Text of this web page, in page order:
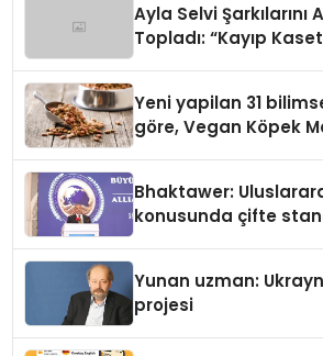
Ayla Selvi Şarkılarını
Topladı: “Kayıp
Yeni yapilan 31
göre, Vegan Köpek
Bhaktawer:
konusunda çifte
Yunan uzman:
projesi